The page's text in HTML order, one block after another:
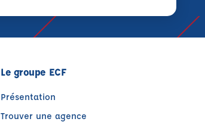
Le groupe ECF
Présentation
Trouver une agence